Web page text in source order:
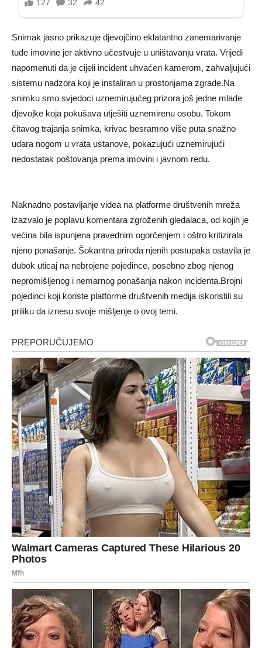
Snimak jasno prikazuje djevojčino eklatantno zanemarivanje
tuđe imovine jer aktivno učestvuje u uništavanju vrata. Vrijedi
napomenuti da je cijeli incident uhvaćen kamerom, zahvaljujući
sistemu nadzora koji je instaliran u prostorijama zgrade.Na
snimku smo svjedoci uznemirujućeg prizora još jedne mlade
djevojke koja pokušava utješiti uznemirenu osobu. Tokom
čitavog trajanja snimka, krivac besramno više puta snažno
udara nogom u vrata ustanove, pokazujući uznemirujući
nedostatak poštovanja prema imovini i javnom redu.
Naknadno postavljanje videa na platforme društvenih mreža
izazvalo je poplavu komentara zgroženih gledalaca, od kojih je
većina bila ispunjena pravednim ogorčenjem i oštro kritizirala
njeno ponašanje. Šokantna priroda njenih postupaka ostavila je
dubok uticaj na nebrojene pojedince, posebno zbog njenog
nepromišljenog i nemarnog ponašanja nakon incidenta.Brojni
pojedinci koji koriste platforme društvenih medija iskoristili su
priliku da iznesu svoje mišljenje o ovoj temi.